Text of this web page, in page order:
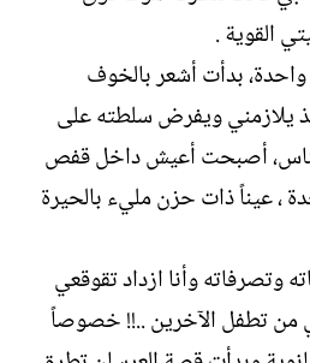
القوية .
بدأت أشعر بالخوف
يلازمني ويفرض سلطته على
أصبحت أعيش داخل قفص
، عيناً ذات حزن مليء بالحيرة
وتصرفاته وأنا ازداد تقوقعي
تطفل الآخرين ..!! خصوصاً